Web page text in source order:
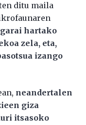
ditu maila
garai hartako
zela, eta,
izango
neandertalen
giza
itsasoko